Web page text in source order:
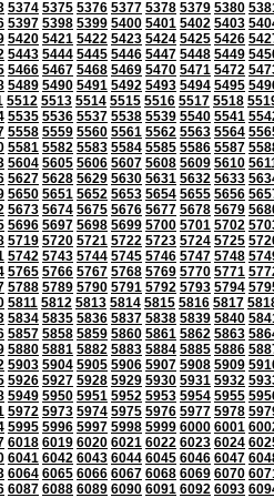
5374 5375 5376 5377 5378 5379 5380
5397 5398 5399 5400 5401 5402 5403
5420 5421 5422 5423 5424 5425 5426
5443 5444 5445 5446 5447 5448 5449
5466 5467 5468 5469 5470 5471 5472
5489 5490 5491 5492 5493 5494 5495
5512 5513 5514 5515 5516 5517 5518
5535 5536 5537 5538 5539 5540 5541
5558 5559 5560 5561 5562 5563 5564
5581 5582 5583 5584 5585 5586 5587
5604 5605 5606 5607 5608 5609 5610
5627 5628 5629 5630 5631 5632 5633
5650 5651 5652 5653 5654 5655 5656
5673 5674 5675 5676 5677 5678 5679
5696 5697 5698 5699 5700 5701 5702
5719 5720 5721 5722 5723 5724 5725
5742 5743 5744 5745 5746 5747 5748
5765 5766 5767 5768 5769 5770 5771
5788 5789 5790 5791 5792 5793 5794
5811 5812 5813 5814 5815 5816 5817
5834 5835 5836 5837 5838 5839 5840
5857 5858 5859 5860 5861 5862 5863
5880 5881 5882 5883 5884 5885 5886
5903 5904 5905 5906 5907 5908 5909
5926 5927 5928 5929 5930 5931 5932
5949 5950 5951 5952 5953 5954 5955
5972 5973 5974 5975 5976 5977 5978
5995 5996 5997 5998 5999 6000 6001
6018 6019 6020 6021 6022 6023 6024
6041 6042 6043 6044 6045 6046 6047
6064 6065 6066 6067 6068 6069 6070
6087 6088 6089 6090 6091 6092 6093